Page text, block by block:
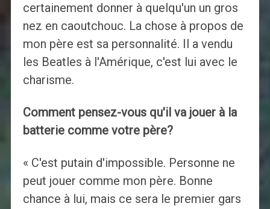
certainement donner à quelqu'un un gros
nez en caoutchouc. La chose à propos de
mon père est sa personnalité. Il a vendu
les Beatles à l'Amérique, c'est lui avec le
charisme.
Comment pensez-vous qu'il va jouer à la
batterie comme votre père?
« C'est putain d'impossible. Personne ne
peut jouer comme mon père. Bonne
chance à lui, mais ce sera le premier gars